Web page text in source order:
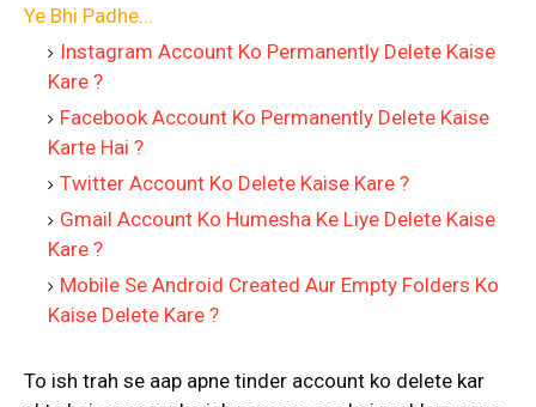
Ye Bhi Padhe...
Instagram Account Ko Permanently Delete Kaise
Kare ?
Facebook Account Ko Permanently Delete Kaise
Karte Hai ?
Twitter Account Ko Delete Kaise Kare ?
Gmail Account Ko Humesha Ke Liye Delete Kaise
Kare ?
Mobile Se Android Created Aur Empty Folders Ko
Kaise Delete Kare ?
To ish trah se aap apne tinder account ko delete kar